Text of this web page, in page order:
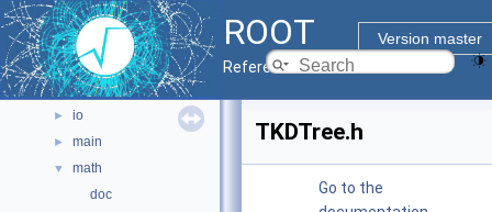
ROOT
Version master
Reference Guide
► graf2d
► graf3d
► gui
► hist
► io
► main
▼
math
doc
TKDTree.h
Go to the